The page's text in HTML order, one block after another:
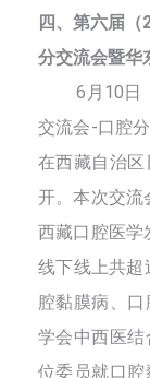
四、第六届
分交流会暨华
6月10日，
交流会-口腔
在西藏自治
开。本次交流
西藏口腔医学
线下线上共超
腔黏膜病、
学会中西医
位委员就口